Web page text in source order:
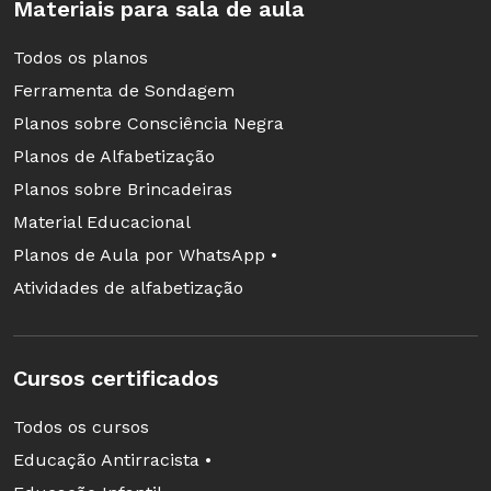
algumas perguntas de identificação de
informações (relativas ao mapa real e atual das
Américas do Sul e Central): em quantos países
cada colônia se transformou? Desses países,
qual é o maior? E qual é o menor? Em que
antiga colônia eles se situam?
A partir daqui é possível começar a questionar
tirou a ideia de que o Brasil estaria dividido em
vários países caso a família real portuguesa
Materiais para sala de aula
Todos os planos
Ferramenta de Sondagem
Planos sobre Consciência Negra
Planos de Alfabetização
Planos sobre Brincadeiras
Material Educacional
Planos de Aula por WhatsApp •
Atividades de alfabetização
Cursos certificados
Todos os cursos
Educação Antirracista •